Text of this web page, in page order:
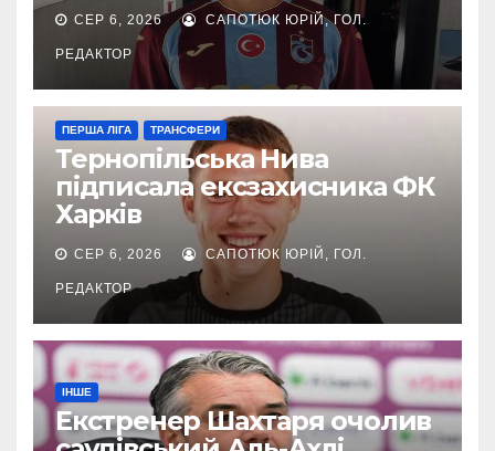
СЕР 6, 2026 САПОТЮК ЮРІЙ, ГОЛ.
РЕДАКТОР
ПЕРША ЛІГА ТРАНСФЕРИ
Тернопільська Нива
підписала ексзахисника ФК
Харків
СЕР 6, 2026 САПОТЮК ЮРІЙ, ГОЛ.
РЕДАКТОР
ІНШЕ
Екстренер Шахтаря очолив